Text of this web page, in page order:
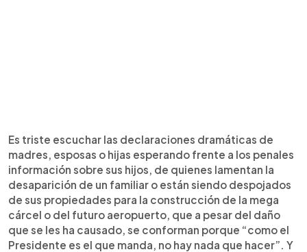
Es triste escuchar las declaraciones dramáticas de
madres, esposas o hijas esperando frente a los penales
información sobre sus hijos, de quienes lamentan la
desaparición de un familiar o están siendo despojados
de sus propiedades para la construcción de la mega
cárcel o del futuro aeropuerto, que a pesar del daño
que se les ha causado, se conforman porque “como el
Presidente es el que manda, no hay nada que hacer”. Y